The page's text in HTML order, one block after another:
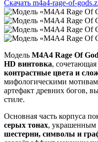
Скачать m4a4-rage-of-
Модель M4A4 Rage Of
HD винтовка, сочетающая
контрастные цвета и
мифологическими
артефакт древних богов,
стиле.
Основная часть корпуса
серых тонах, украшенным
шестерни, символы и